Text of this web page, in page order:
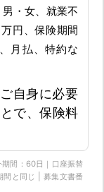
・女、就業不
円、保険期間
月払、特約な
自身に必要
で、保険料
間：60日｜口座振替
と同じ | 募集文書番